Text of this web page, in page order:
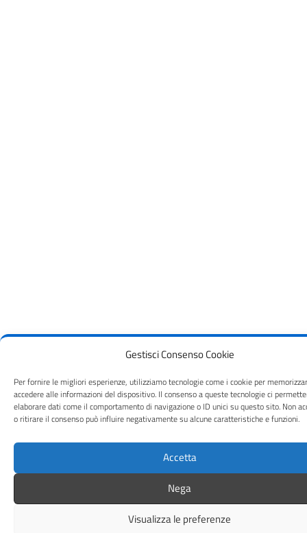
Gestisci Consenso Cookie
Per fornire le migliori esperienze, utilizziamo tecnologie come i cookie per
accedere alle informazioni del dispositivo. Il consenso a queste tecnologie ci
elaborare dati come il comportamento di navigazione o ID unici su questo sito. Non
o ritirare il consenso può influire negativamente su alcune caratteristiche e funzioni.
Accetta
Nega
Visualizza le preferenze